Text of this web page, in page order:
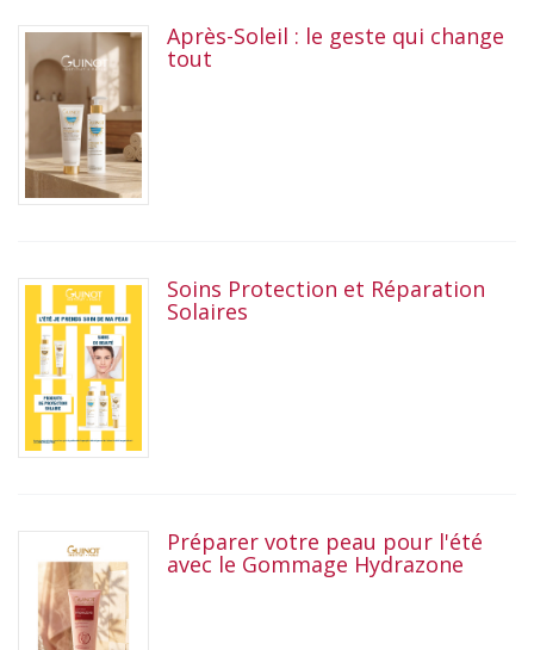
Après-Soleil : le geste qui change
tout
Soins Protection et Réparation
Solaires
Préparer votre peau pour l'été
avec le Gommage Hydrazone